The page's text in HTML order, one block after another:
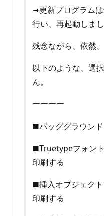
→更新プログラム
行い、再起動しまし
残念ながら、依然
以下のような、選
ん。
ーーーー
■バッググラウン
■Truetypeフォン
印刷する
■挿入オブジェク
印刷する